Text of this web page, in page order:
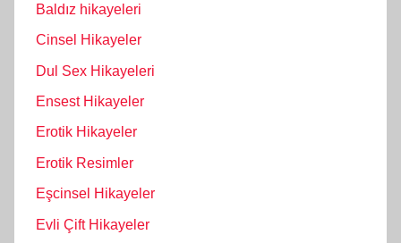
Baldız hikayeleri
Cinsel Hikayeler
Dul Sex Hikayeleri
Ensest Hikayeler
Erotik Hikayeler
Erotik Resimler
Eşcinsel Hikayeler
Evli Çift Hikayeler